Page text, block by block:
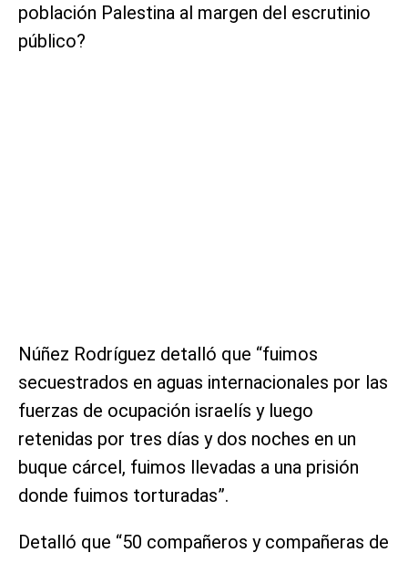
población Palestina al margen del escrutinio
público?
Núñez Rodríguez detalló que “fuimos
secuestrados en aguas internacionales por las
fuerzas de ocupación israelís y luego
retenidas por tres días y dos noches en un
buque cárcel, fuimos llevadas a una prisión
donde fuimos torturadas”.
Detalló que “50 compañeros y compañeras de